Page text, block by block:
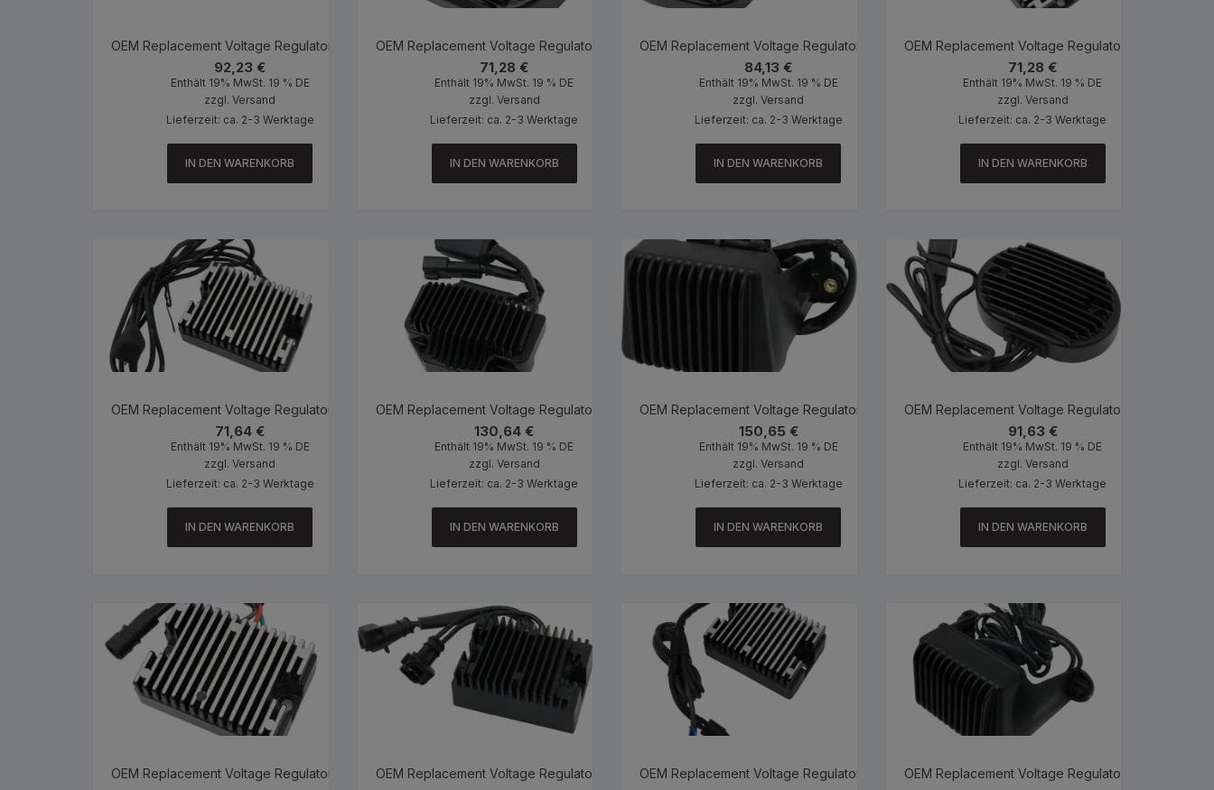
OEM Replacement Voltage Regulator Black
92,23 €
Enthält 19% MwSt. 19 % DE
zzgl. Versand
Lieferzeit: ca. 2-3 Werktage
IN DEN WARENKORB
OEM Replacement Voltage Regulator Black
71,28 €
Enthält 19% MwSt. 19 % DE
zzgl. Versand
Lieferzeit: ca. 2-3 Werktage
IN DEN WARENKORB
OEM Replacement Voltage Regulator Black
84,13 €
Enthält 19% MwSt. 19 % DE
zzgl. Versand
Lieferzeit: ca. 2-3 Werktage
IN DEN WARENKORB
OEM Replacement Voltage Regulator Black
71,28 €
Enthält 19% MwSt. 19 % DE
zzgl. Versand
Lieferzeit: ca. 2-3 Werktage
IN DEN WARENKORB
OEM Replacement Voltage Regulator Black
71,64 €
Enthält 19% MwSt. 19 % DE
zzgl. Versand
Lieferzeit: ca. 2-3 Werktage
IN DEN WARENKORB
OEM Replacement Voltage Regulator Black
130,64 €
Enthält 19% MwSt. 19 % DE
zzgl. Versand
Lieferzeit: ca. 2-3 Werktage
IN DEN WARENKORB
OEM Replacement Voltage Regulator Black
150,65 €
Enthält 19% MwSt. 19 % DE
zzgl. Versand
Lieferzeit: ca. 2-3 Werktage
IN DEN WARENKORB
OEM Replacement Voltage Regulator Black
91,63 €
Enthält 19% MwSt. 19 % DE
zzgl. Versand
Lieferzeit: ca. 2-3 Werktage
IN DEN WARENKORB
OEM Replacement Voltage Regulator Black OEM Replacement Voltage Regulator Black OEM Replacement Voltage Regulator Black OEM Replacement Voltage Regulator Black